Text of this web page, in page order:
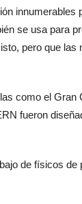
innumerables
se usa para
pero que las
como el Gran
fueron
de físicos de